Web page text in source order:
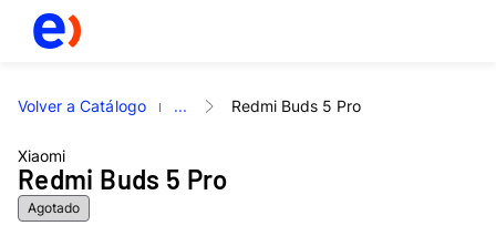
Volver a Catálogo ... Redmi Buds 5 Pro
Xiaomi
Redmi Buds 5 Pro
Agotado